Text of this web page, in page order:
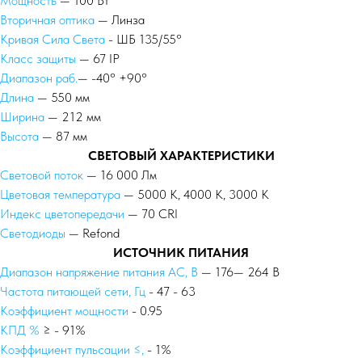
Вторичная оптика — Линза
Кривая Сила Света - ШБ 135/55°
Класс защиты — 67 IP
Диапазон раб.— -40° +90°
Длина — 550 мм
Ширина — 212 мм
Высота — 87 мм
СВЕТОВЫЙ ХАРАКТЕРИСТИКИ
Световой поток — 16 000 Лм
Цветовая температура — 5000 К, 4000 К, 3000 К
Индекс цветопередачи — 70 CRI
Светодиоды — Refond
ИСТОЧНИК ПИТАНИЯ
Диапазон напряжение питания АС, В — 176— 264 В
Частота питающей сети, Гц - 47 - 63
Коэффициент мощности - 0.95
КПД % ≥ - 91%
Коэффициент пульсации ≤, - 1%